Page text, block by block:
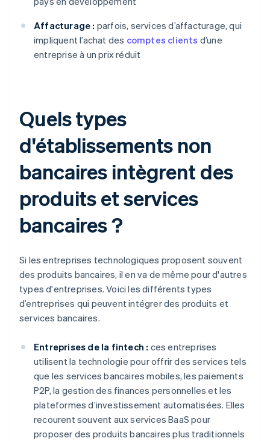
Affacturage : parfois, services d’affacturage, qui
impliquent l’achat des comptes clients d’une
entreprise à un prix réduit
Quels types
d'établissements non
bancaires intègrent des
produits et services
bancaires ?
Si les entreprises technologiques proposent souvent
des produits bancaires, il en va de même pour d'autres
types d'entreprises. Voici les différents types
d’entreprises qui peuvent intégrer des produits et
services bancaires.
Entreprises de la fintech : ces entreprises
utilisent la technologie pour offrir des services tels
que les services bancaires mobiles, les paiements
P2P, la gestion des finances personnelles et les
plateformes d’investissement automatisées. Elles
recourent souvent aux services BaaS pour
proposer des produits bancaires plus traditionnels